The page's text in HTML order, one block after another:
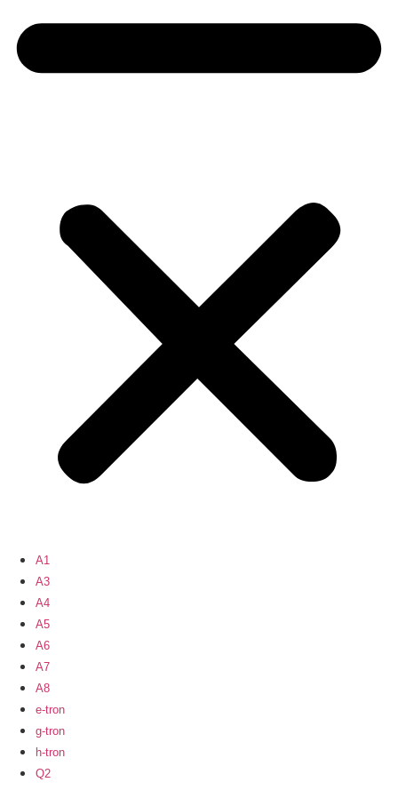
A1
A3
A4
A5
A6
A7
A8
e-tron
g-tron
h-tron
Q2